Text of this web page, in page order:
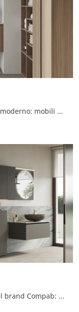
Ottieni informazioni sull'arredo bagno moderno: mobili bagno sospesi in melaminico come il modello INK NK011 di Compab ti attendono.
mobili bagno sospesi in melaminico del brand Compab: clicca e scopri l'arredo bagno moderno INK NK010 per il tuo bagno.